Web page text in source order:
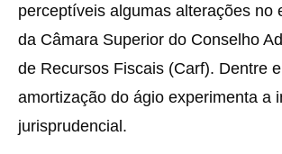
perceptíveis algumas alterações no
da Câmara Superior do Conselho
de Recursos Fiscais (Carf). Dentre
amortização do ágio experimenta a
jurisprudencial.